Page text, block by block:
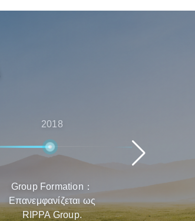
2018
Group Formation：
Επανεμφανίζεται ως
RIPPA Group.